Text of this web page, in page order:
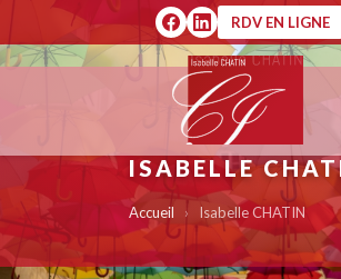
RDV EN LIGNE
ISABELLE
Accueil › Isabelle CHATIN